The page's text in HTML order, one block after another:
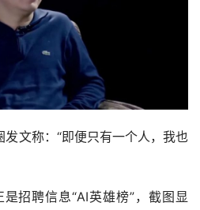
文称：“即便只有一个人，我也
招聘信息“AI英雄榜”，截图显